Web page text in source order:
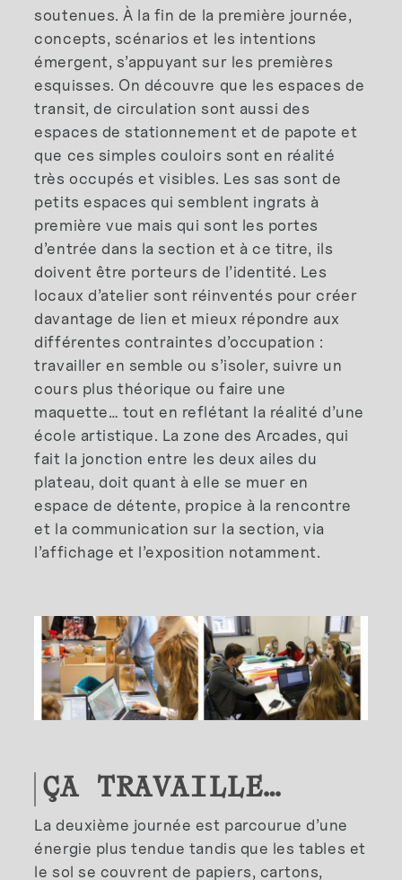
soutenues. À la fin de la première journée,
concepts, scénarios et les intentions
émergent, s’appuyant sur les premières
esquisses. On découvre que les espaces de
transit, de circulation sont aussi des
espaces de stationnement et de papote et
que ces simples couloirs sont en réalité
très occupés et visibles. Les sas sont de
petits espaces qui semblent ingrats à
première vue mais qui sont les portes
d’entrée dans la section et à ce titre, ils
doivent être porteurs de l’identité. Les
locaux d’atelier sont réinventés pour créer
davantage de lien et mieux répondre aux
différentes contraintes d’occupation :
travailler en semble ou s’isoler, suivre un
cours plus théorique ou faire une
maquette… tout en reflétant la réalité d’une
école artistique. La zone des Arcades, qui
fait la jonction entre les deux ailes du
plateau, doit quant à elle se muer en
espace de détente, propice à la rencontre
et la communication sur la section, via
l’affichage et l’exposition notamment.
ÇA TRAVAILLE…
La deuxième journée est parcourue d’une
énergie plus tendue tandis que les tables et
le sol se couvrent de papiers, cartons,